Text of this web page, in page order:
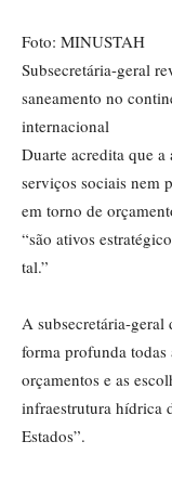
Foto: MINUSTAH
Subsecretária-geral
saneamento no
internacional
Duarte acredita que a
serviços sociais nem
em torno de
“são ativos
tal.”
A subsecretária-geral
forma profunda todas
orçamentos e as
infraestrutura hídrica
Estados”.